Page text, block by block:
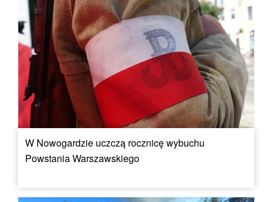
W Nowogardzie uczczą rocznicę wybuchu
Powstania Warszawskiego